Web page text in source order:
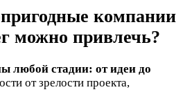
компании
можно привлечь?
любой стадии: от идеи до
от зрелости проекта,